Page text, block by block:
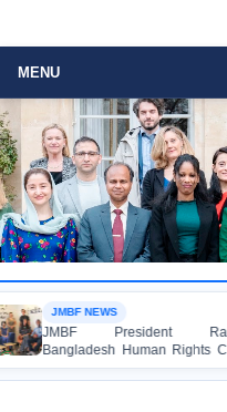
MENU
JMBF NEWS
JMBF President Raises
Bangladesh Human Rights Crisis
with Enabel CEO in Brussels